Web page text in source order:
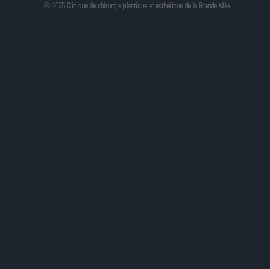
© 2025 Clinique de chirurgie plastique et esthétique de la Grande Allée.